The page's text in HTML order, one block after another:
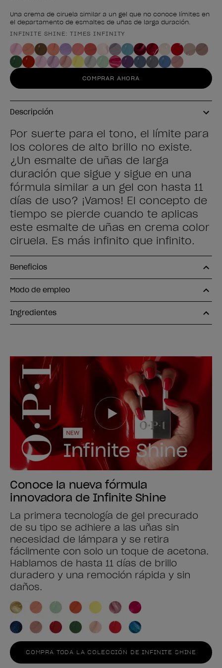
Una crema de ciruela similar a un gel que no conoce límites en
el departamento de esmaltes de uñas de larga duración.
Forma del producto
INFINITE SHINE: TIMES INFINITY
COMPRAR AHORA
Descripción
Por suerte para el tono, el límite para
los colores de alto brillo no existe.
¿Un esmalte de uñas de larga
duración que sigue y sigue en una
fórmula similar a un gel con hasta 11
días de uso? ¡Vamos! El concepto de
tiempo se pierde cuando te aplicas
este esmalte de uñas en crema color
ciruela. Es más infinito que infinito.
Beneficios
Modo de empleo
Ingredientes
Conoce la nueva fórmula
innovadora de Infinite Shine
La primera tecnología de gel precurado
de su tipo se adhiere a las uñas sin
necesidad de lámpara y se retira
fácilmente con solo un toque de acetona.
Hablamos de hasta 11 días de brillo
duradero y una remoción rápida y sin
daños.
COMPRA TODA LA COLECCIÓN DE INFINITE SHINE